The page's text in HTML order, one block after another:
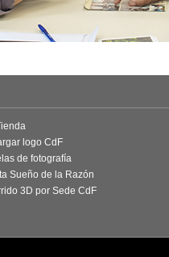
logo CdF
de fotografía
Sueño de la Razón
3D por Sede CdF